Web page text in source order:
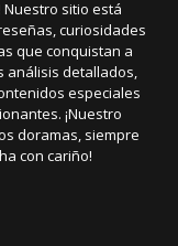
sitio está
curiosidades
que conquistan a
análisis detallados,
especiales
¡Nuestro
doramas, siempre
con cariño!